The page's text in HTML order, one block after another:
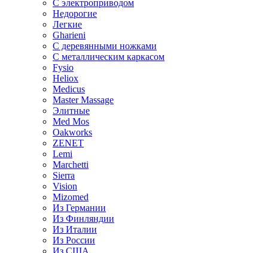
С электроприводом
Недорогие
Легкие
Gharieni
С деревянными ножками
С металлическим каркасом
Fysio
Heliox
Medicus
Master Massage
Элитные
Med Mos
Oakworks
ZENET
Lemi
Marchetti
Sierra
Vision
Mizomed
Из Германии
Из Финляндии
Из Италии
Из России
Из США